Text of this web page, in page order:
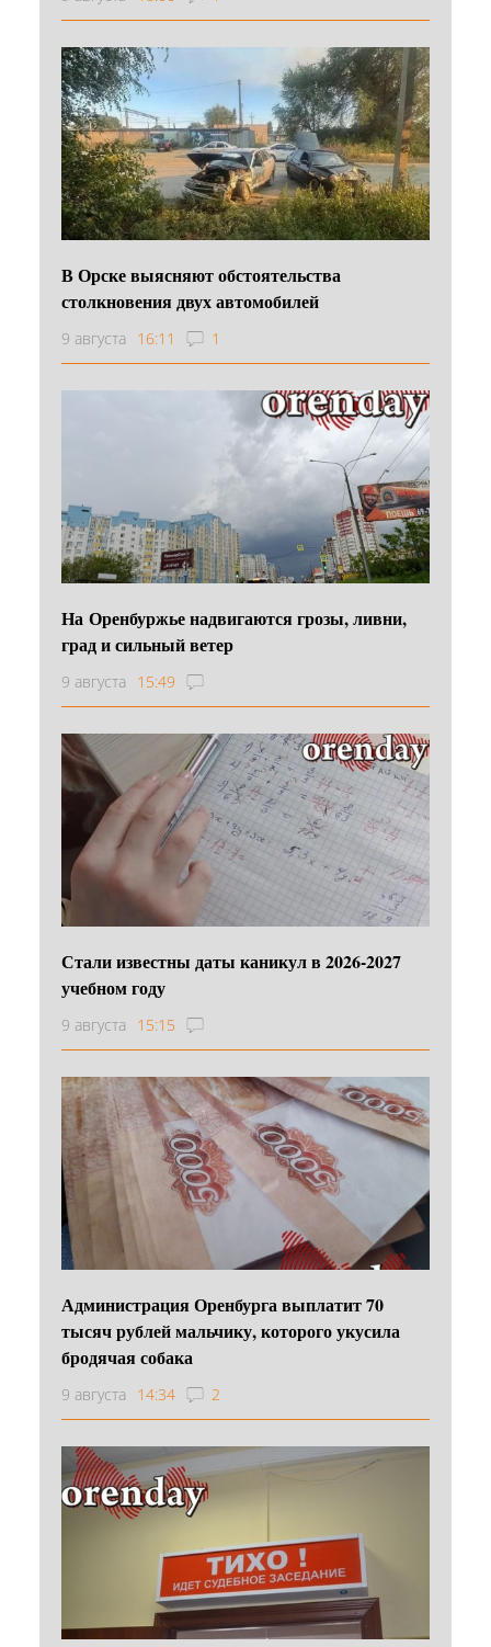
В Орске выясняют обстоятельства
столкновения двух автомобилей
9 августа 16:11 1
На Оренбуржье надвигаются грозы, ливни,
град и сильный ветер
9 августа 15:49
Стали известны даты каникул в 2026-2027
учебном году
9 августа 15:15
Администрация Оренбурга выплатит 70
тысяч рублей мальчику, которого укусила
бродячая собака
9 августа 14:34 2